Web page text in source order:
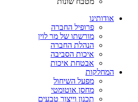
אודותינו
פרופיל החברה
מורשתו של מר לוין
הנהלת החברה
איכות הסביבה
אבטחת איכות
המחלקות
מפעל השיחול
מחסן אוטומטי
תכנון וייצור טבעים